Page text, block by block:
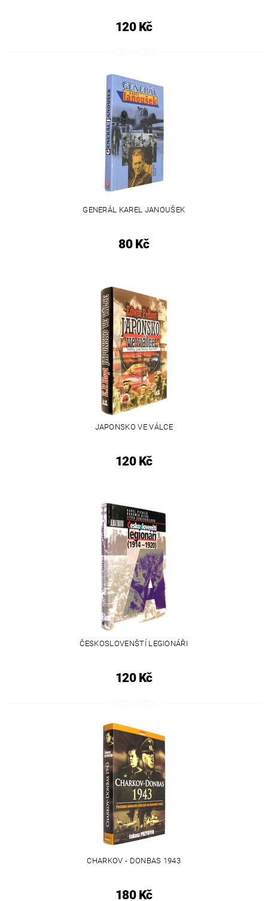
120 Kč
GENERÁL KAREL JANOUŠEK
80 Kč
JAPONSKO VE VÁLCE
120 Kč
ČESKOSLOVENŠTÍ LEGIONÁŘI
120 Kč
CHARKOV - DONBAS 1943
180 Kč